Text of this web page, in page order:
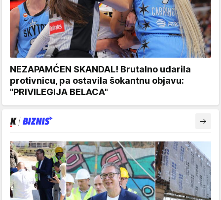
NEZAPAMĆEN SKANDAL! Brutalno udarila
protivnicu, pa ostavila šokantnu objavu:
"PRIVILEGIJA BELACA"